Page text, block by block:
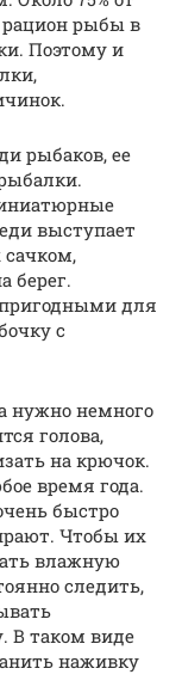
рыбы в
Поэтому и
рыбаков, ее
выступает
сачком,
берег.
для
с
нужно немного
голова,
на крючок.
время года.
быстро
Чтобы их
влажную
следить,
В таком виде
наживку